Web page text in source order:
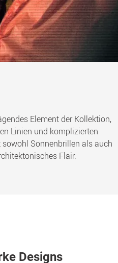
Element der Kollektion,
Linien und komplizierten
Sonnenbrillen als auch
Flair.
Designs